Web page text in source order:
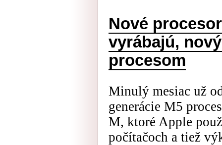
Nové
vyrábajú,
procesom
Minulý mesiac už
generácie M5
M, ktoré Apple
počítačoch a tiež